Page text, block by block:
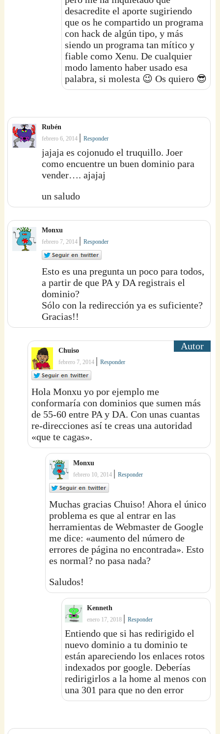
desacredite el aporte sugiriendo
que os he compartido un programa
con hack de algún tipo, y más
siendo un programa tan mítico y
fiable como Xenu. De cualquier
modo lamento haber usado esa
palabra, si molesta 😉 Os quiero 😎
Rubén
febrero 6, 2014 |Responder
jajaja es cojonudo el truquillo. Joer
como encuentre un buen dominio para
vender…. ajajaj
un saludo
Monxu
febrero 7, 2014 |Responder
Esto es una pregunta un poco para todos,
a partir de que PA y DA registrais el
dominio?
Sólo con la redirección ya es suficiente?
Gracias!!
Chuiso
febrero 7, 2014 |Responder
Hola Monxu yo por ejemplo me
conformaría con dominios que sumen más
de 55-60 entre PA y DA. Con unas cuantas
re-direcciones así te creas una autoridad
«que te cagas».
Monxu
febrero 10, 2014 |Responder
Muchas gracias Chuiso! Ahora el único
problema es que al entrar en las
herramientas de Webmaster de Google
me dice: «aumento del número de
errores de página no encontrada». Esto
es normal? no pasa nada?
Saludos!
Kenneth
enero 17, 2018 | Responder
Entiendo que si has redirigido el
nuevo dominio a tu dominio te
están apareciendo los enlaces rotos
indexados por google. Deberías
redirigirlos a la home al menos con
una 301 para que no den error